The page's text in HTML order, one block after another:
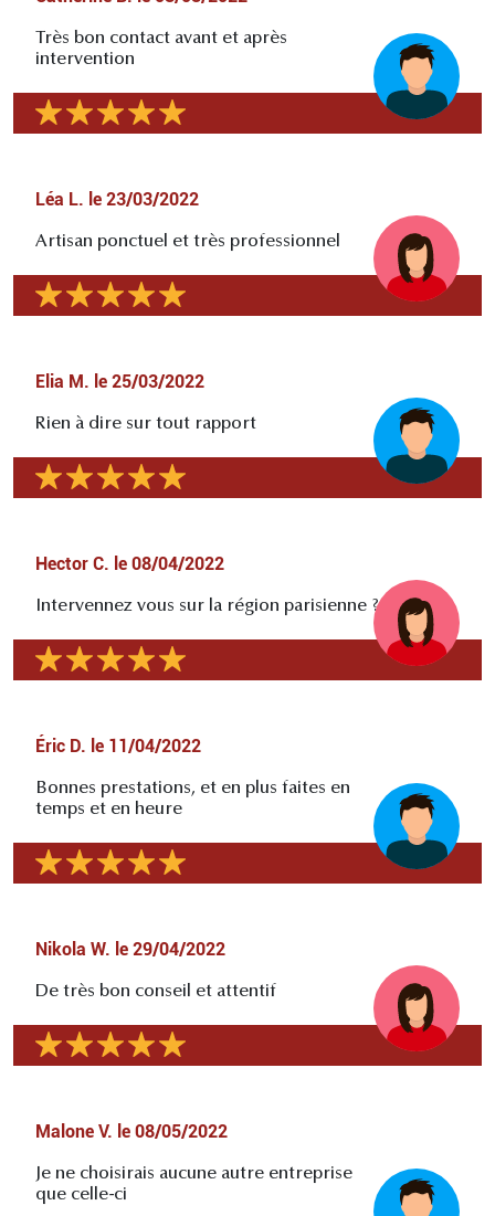
Très bon contact avant et après
intervention
Léa L. le 23/03/2022
Artisan ponctuel et très professionnel
Elia M. le 25/03/2022
Rien à dire sur tout rapport
Hector C. le 08/04/2022
Intervennez vous sur la région parisienne ?
Éric D. le 11/04/2022
Bonnes prestations, et en plus faites en
temps et en heure
Nikola W. le 29/04/2022
De très bon conseil et attentif
Malone V. le 08/05/2022
Je ne choisirais aucune autre entreprise
que celle-ci